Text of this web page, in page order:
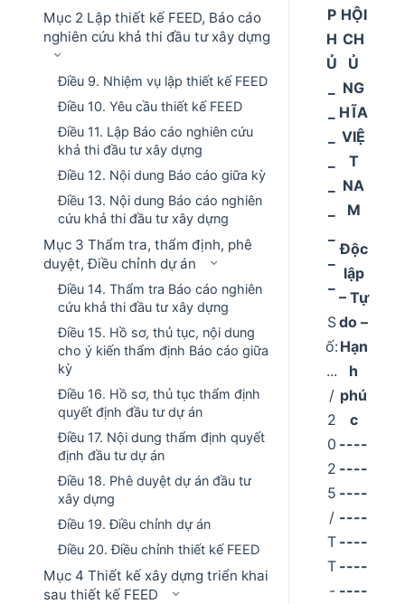
Mục 2 Lập thiết kế FEED, Báo cáo
nghiên cứu khả thi đầu tư xây dựng
Điều 9. Nhiệm vụ lập thiết kế FEED
Điều 10. Yêu cầu thiết kế FEED
Điều 11. Lập Báo cáo nghiên cứu
khả thi đầu tư xây dựng
Điều 12. Nội dung Báo cáo giữa kỳ
Điều 13. Nội dung Báo cáo nghiên
cứu khả thi đầu tư xây dựng
Mục 3 Thẩm tra, thẩm định, phê
duyệt, Điều chỉnh dự án
Điều 14. Thẩm tra Báo cáo nghiên
cứu khả thi đầu tư xây dựng
Điều 15. Hồ sơ, thủ tục, nội dung
cho ý kiến thẩm định Báo cáo giữa
kỳ
Điều 16. Hồ sơ, thủ tục thẩm định
quyết định đầu tư dự án
Điều 17. Nội dung thẩm định quyết
định đầu tư dự án
Điều 18. Phê duyệt dự án đầu tư
xây dựng
Điều 19. Điều chỉnh dự án
Điều 20. Điều chỉnh thiết kế FEED
Mục 4 Thiết kế xây dựng triển khai
sau thiết kế FEED
P
H
Ủ
S
ố:
...
/
2
0
2
5
/
T
T
-
HỘI
CH
Ủ
NG
HĨA
VIỆ
T
NA
M
Độc
lập
– Tự
do –
Hạn
h
phú
c
----
----
----
----
----
----
----